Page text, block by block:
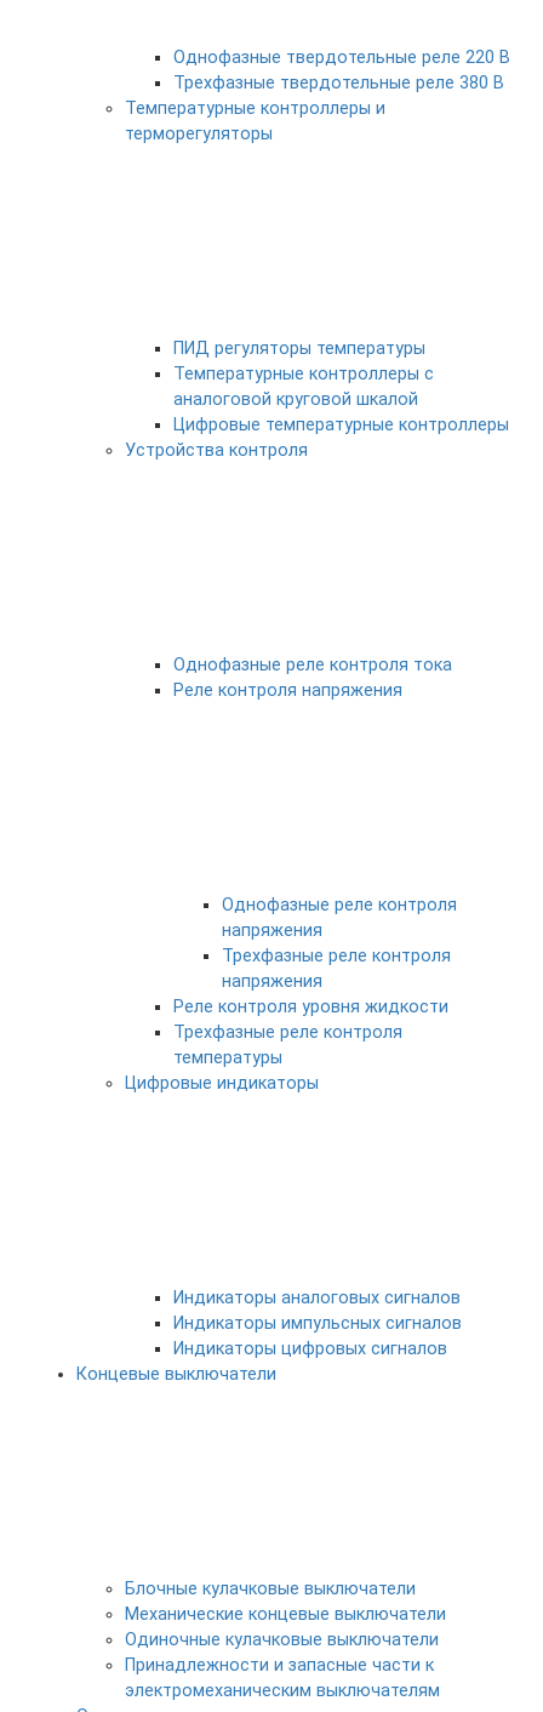
Однофазные твердотельные реле 220 В
Трехфазные твердотельные реле 380 В
Температурные контроллеры и
терморегуляторы
ПИД регуляторы температуры
Температурные контроллеры с
аналоговой круговой шкалой
Цифровые температурные контроллеры
Устройства контроля
Однофазные реле контроля тока
Реле контроля напряжения
Однофазные реле контроля
напряжения
Трехфазные реле контроля
напряжения
Реле контроля уровня жидкости
Трехфазные реле контроля
температуры
Цифровые индикаторы
Индикаторы аналоговых сигналов
Индикаторы импульсных сигналов
Индикаторы цифровых сигналов
Концевые выключатели
Блочные кулачковые выключатели
Механические концевые выключатели
Одиночные кулачковые выключатели
Принадлежности и запасные части к
электромеханическим выключателям